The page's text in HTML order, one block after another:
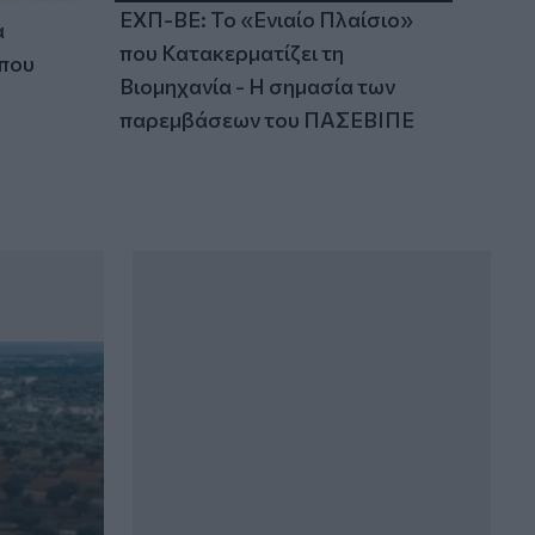
ΕΧΠ-ΒΕ: Το «Ενιαίο Πλαίσιο»
που Κατακερματίζει τη
Βιομηχανία - Η σημασία των
παρεμβάσεων του ΠΑΣΕΒΙΠΕ